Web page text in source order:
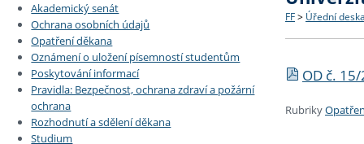
Dozvědět se více Strategie
Podat přihlášku Učitelské
Dozvědět se více
Dozvědět se více
Dozvědět se více
Akademický senát
Ochrana osobních údajů
Opatření děkana
Oznámení o uložení písemností studentům
Poskytování informací
Pravidla: Bezpečnost, ochrana zdraví a požární
ochrana
Rozhodnutí a sdělení děkana
Studium
FF > Úřední deska
OD č.
Rubriky